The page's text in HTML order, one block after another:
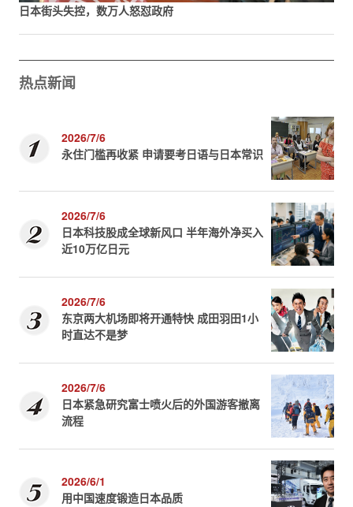
日本街头失控，数万人怒怼政府
热点新闻
2026/7/6
永住门槛再收紧 申请要考日语与日本常识
2026/7/6
日本科技股成全球新风口 半年海外净买入
近10万亿日元
2026/7/6
东京两大机场即将开通特快 成田羽田1小
时直达不是梦
2026/7/6
日本紧急研究富士喷火后的外国游客撤离
流程
2026/6/1
用中国速度锻造日本品质